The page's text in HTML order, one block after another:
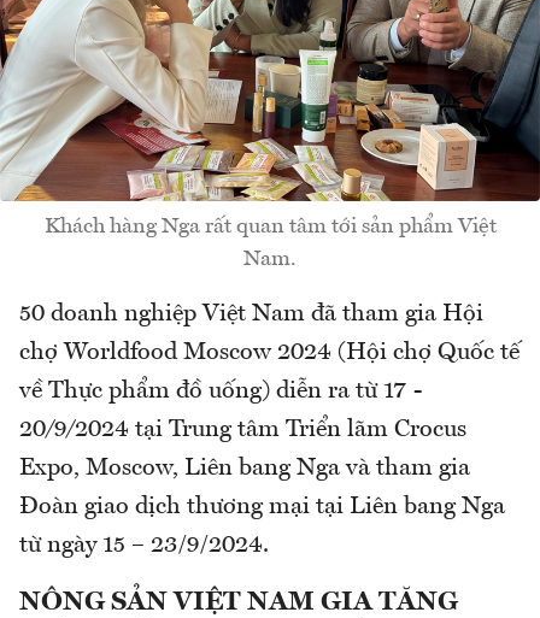
Khách hàng Nga rất quan tâm tới sản phẩm Việt
Nam.
50 doanh nghiệp Việt Nam đã tham gia Hội
chợ Worldfood Moscow 2024 (Hội chợ Quốc tế
về Thực phẩm đồ uống) diễn ra từ 17 -
20⁄9⁄2024 tại Trung tâm Triển lãm Crocus
Expo, Moscow, Liên bang Nga và tham gia
Đoàn giao dịch thương mại tại Liên bang Nga
từ ngày 15 – 23/9/2024.
NÔNG SẢN VIỆT NAM GIA TĂNG